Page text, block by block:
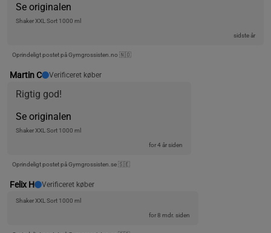
Se originalen
Shaker XXL Sort 1000 ml
sidste år
Oprindeligt postet på Gymgrossisten.no 🇳🇴
Martin C Verificeret køber
Rigtig god!
Se originalen
Shaker XXL Sort 1000 ml
for 4 år siden
Oprindeligt postet på Gymgrossisten.se 🇸🇪
Felix H Verificeret køber
Shaker XXL Sort 1000 ml
for 8 mdr. siden